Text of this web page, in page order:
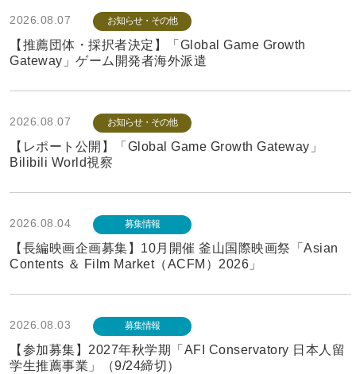
2026.08.07 お知らせ・その他
【推薦団体・採択者決定】「Global Game Growth
Gateway」ゲーム開発者海外派遣
2026.08.07 お知らせ・その他
【レポート公開】「Global Game Growth Gateway」
Bilibili World視察
2026.08.04 募集情報
【長編映画企画募集】10月開催 釜山国際映画祭「Asian
Contents ＆ Film Market（ACFM）2026」
2026.08.03 募集情報
【参加募集】2027年秋学期「AFI Conservatory 日本人留
学生推薦事業」（9/24締切）